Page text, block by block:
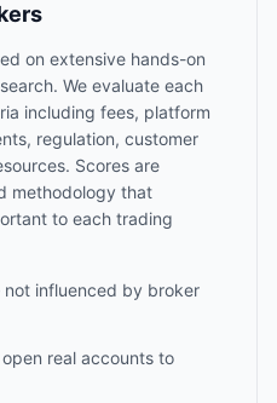
on extensive hands-on
We evaluate each
including fees, platform
regulation, customer
Scores are
methodology that
to each trading
influenced by broker
real accounts to